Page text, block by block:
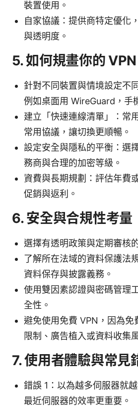
裝置使用。
自家協議：提供商特定優化
與透明度。
5. 如何規畫你的
針對不同裝置與情境設定不
例如桌面用 WireGuard，手
建立「快速連線清單」：常
常用協議，讓切換更順暢。
設定安全與隱私的平衡：選
務商與合理的加密等級。
資費與長期規劃：評估年費
促銷與返利。
6. 安全與合規性考量
選擇有透明政策與定期審核
了解所在法域的資料保護法
資料保存與披露義務。
使用雙因素認證與密碼管理
全性。
避免使用免費 VPN，因為免
限制、廣告植入或資料收集
7. 使用者體驗與常見
錯誤 1：以為越多伺服器就
最近伺服器的效率更重要。